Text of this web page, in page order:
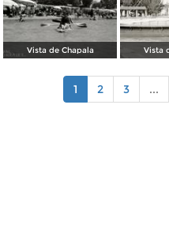
Vista de Chapala Vista
1 2 3 ...